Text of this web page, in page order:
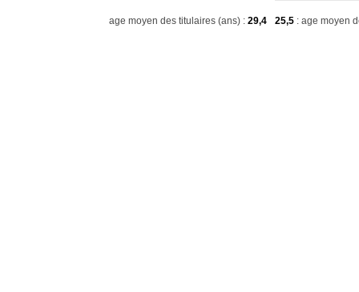
age moyen des titulaires (ans) : 29,4 25,5 : age moyen